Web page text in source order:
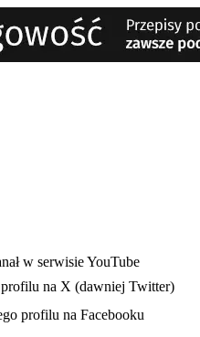
karcie
w serwisie YouTube
profilu na X (dawniej Twitter)
karcie
profilu na Facebooku